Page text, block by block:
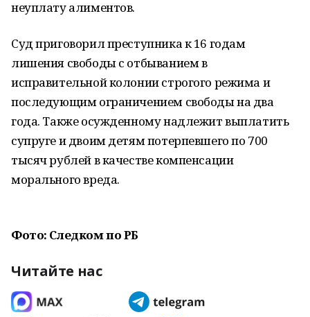
неуплату алиментов.
Суд приговорил преступника к 16 годам
лишения свободы с отбыванием в
исправительной колонии строгого режима и
последующим ограничением свободы на два
года. Также осужденному надлежит выплатить
супруге и двоим детям потерпевшего по 700
тысяч рублей в качестве компенсации
морального вреда.
Фото: Следком по РБ
Читайте нас